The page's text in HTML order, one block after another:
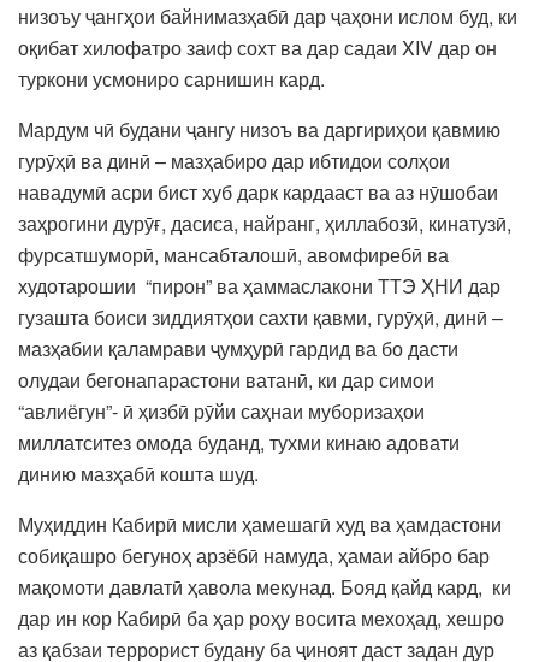
низоъу ҷангҳои байнимазҳабӣ дар ҷаҳони ислом буд, ки
оқибат хилофатро заиф сохт ва дар садаи XIV дар он
туркони усмониро сарнишин кард.
Мардум чӣ будани ҷангу низоъ ва даргириҳои қавмию
гурӯҳӣ ва динӣ – мазҳабиро дар ибтидои солҳои
навадумӣ асри бист хуб дарк кардааст ва аз нӯшобаи
заҳрогини дурӯғ, дасиса, найранг, ҳиллабозӣ, кинатузӣ,
фурсатшуморӣ, мансабталошӣ, авомфиребӣ ва
худотарошии “пирон” ва ҳаммаслакони ТТЭ ҲНИ дар
гузашта боиси зиддиятҳои сахти қавми, гурӯҳӣ, динӣ –
мазҳабии қаламрави ҷумҳурӣ гардид ва бо дасти
олудаи бегонапарастони ватанӣ, ки дар симои
“авлиёгун”- ӣ ҳизбӣ рӯйи саҳнаи муборизаҳои
миллатситез омода буданд, тухми кинаю адовати
динию мазҳабӣ кошта шуд.
Муҳиддин Кабирӣ мисли ҳамешагӣ худ ва ҳамдастони
собиқашро бегуноҳ арзёбӣ намуда, ҳамаи айбро бар
мақомоти давлатӣ ҳавола мекунад. Бояд қайд кард, ки
дар ин кор Кабирӣ ба ҳар роҳу восита мехоҳад, хешро
аз қабзаи террорист будану ба ҷиноят даст задан дур